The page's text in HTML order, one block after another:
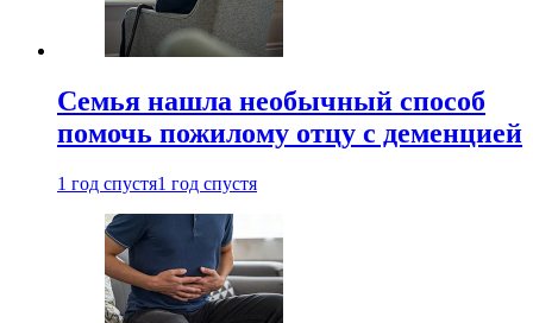
Семья нашла необычный способ
помочь пожилому отцу с деменцией
1 год спустя1 год спустя